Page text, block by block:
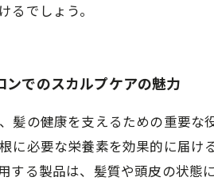
るでしょう。
ンでのスカルプケアの魅力
髪の健康を支えるための重要な
に必要な栄養素を効果的に届
する製品は、髪質や頭皮の状態